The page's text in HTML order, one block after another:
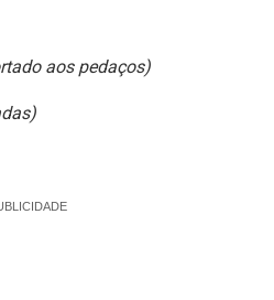
aos pedaços)